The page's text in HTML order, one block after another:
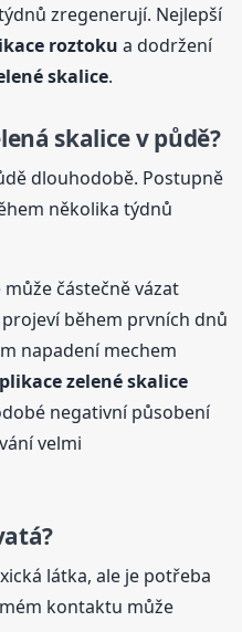
zregenerují. Nejlepší
roztoku a dodržení
skalice.
skalice v půdě?
dlouhodobě. Postupně
několika týdnů
částečně vázat
během prvních dnů
napadení mechem
zelenéskalice
negativní působení
velmi
látka, ale je potřeba
kontaktu může